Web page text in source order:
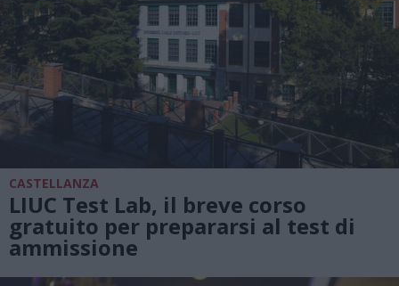
CASTELLANZA
LIUC Test Lab, il breve corso
gratuito per prepararsi al test di
ammissione